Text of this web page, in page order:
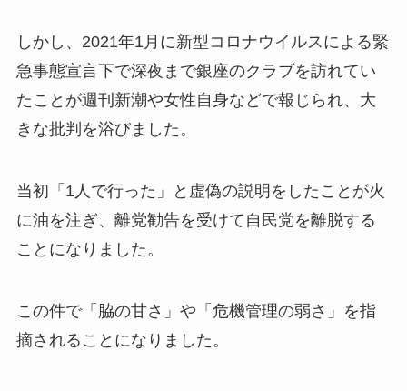
しかし、2021年1月に新型コロナウイルスによる緊
急事態宣言下で深夜まで銀座のクラブを訪れてい
たことが週刊新潮や女性自身などで報じられ、大
きな批判を浴びました。
当初「1人で行った」と虚偽の説明をしたことが火
に油を注ぎ、離党勧告を受けて自民党を離脱する
ことになりました。
この件で「脇の甘さ」や「危機管理の弱さ」を指
摘されることになりました。